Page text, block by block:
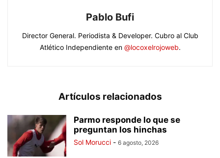
Pablo Bufi
Director General. Periodista & Developer. Cubro al Club
Atlético Independiente en @locoxelrojoweb.
Artículos relacionados
Parmo responde lo que se
preguntan los hinchas
Sol Morucci - 6 agosto, 2026